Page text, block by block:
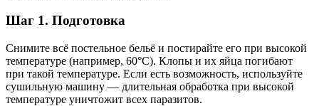
Шаг 1. Подготовка
Снимите всё постельное бельё и постирайте его при высокой
температуре (например, 60°C). Клопы и их яйца погибают
при такой температуре. Если есть возможность, используйте
сушильную машину — длительная обработка при высокой
температуре уничтожит всех паразитов.